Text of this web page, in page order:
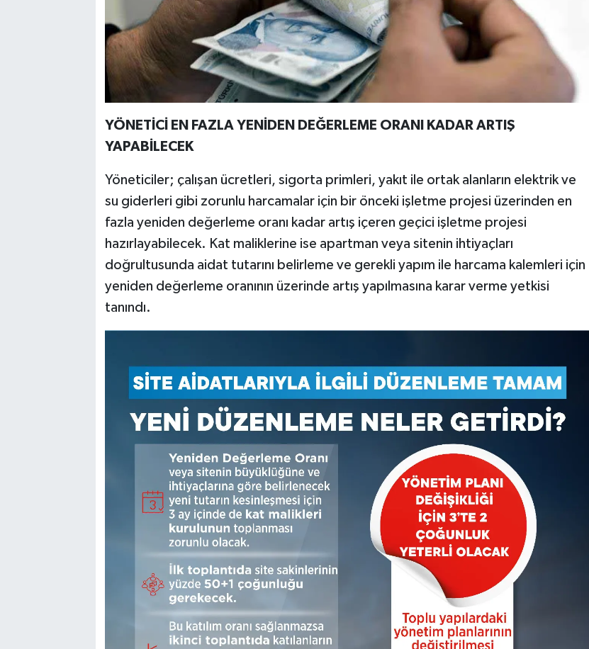
YÖNETİCİ EN FAZLA YENİDEN DEĞERLEME ORANI KADAR ARTIŞ
YAPABİLECEK
Yöneticiler; çalışan ücretleri, sigorta primleri, yakıt ile ortak alanların elektrik ve
su giderleri gibi zorunlu harcamalar için bir önceki işletme projesi üzerinden en
fazla yeniden değerleme oranı kadar artış içeren geçici işletme projesi
hazırlayabilecek. Kat maliklerine ise apartman veya sitenin ihtiyaçları
doğrultusunda aidat tutarını belirleme ve gerekli yapım ile harcama kalemleri için
yeniden değerleme oranının üzerinde artış yapılmasına karar verme yetkisi
tanındı.